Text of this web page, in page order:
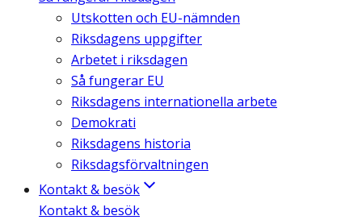
Utskotten och EU-nämnden
Riksdagens uppgifter
Arbetet i riksdagen
Så fungerar EU
Riksdagens internationella arbete
Demokrati
Riksdagens historia
Riksdagsförvaltningen
Kontakt & besök
Kontakt & besök